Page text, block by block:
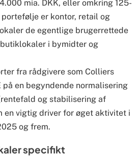
mia. DKK, eller omkring 125-
portefølje er kontor, retail og
de egentlige brugerrettede
butiklokaler i bymidter og
fra rådgivere som Colliers
på en begyndende normalisering
og stabilisering af
en vigtig driver for øget aktivitet i
og frem.
specifikt